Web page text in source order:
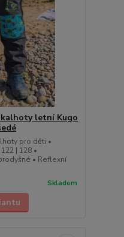
letní Kugo
pro děti •
| 128 •
• Reflexní
Skladem